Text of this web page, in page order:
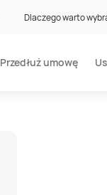
Dlaczego warto
Przedłuż umowę